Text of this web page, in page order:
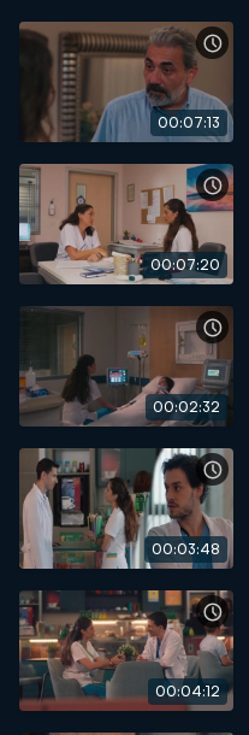
00:07:13
00:07:20
00:02:32
00:03:48
00:04:12